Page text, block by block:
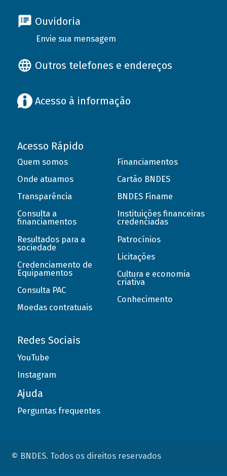
Ouvidoria
Envie sua mensagem
Outros telefones e endereços
Acesso à informação
Acesso Rápido
Quem somos
Onde atuamos
Transparência
Consulta a
financiamentos
Resultados para a
sociedade
Credenciamento de
Equipamentos
Consulta PAC
Moedas contratuais
Financiamentos
Cartão BNDES
BNDES Finame
Instituições financeiras
credenciadas
Patrocínios
Licitações
Cultura e economia
criativa
Conhecimento
Redes Sociais
YouTube
Instagram
Ajuda
Perguntas frequentes
© BNDES. Todos os direitos reservados